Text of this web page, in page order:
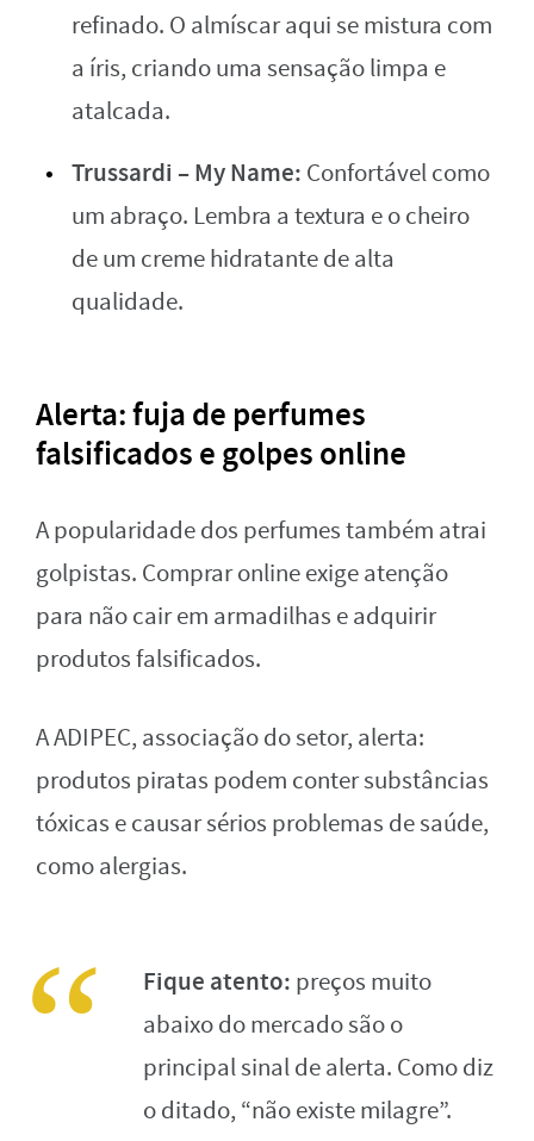
refinado. O almíscar aqui se mistura com
a íris, criando uma sensação limpa e
atalcada.
Trussardi – My Name: Confortável como
um abraço. Lembra a textura e o cheiro
de um creme hidratante de alta
qualidade.
Alerta: fuja de perfumes
falsificados e golpes online
A popularidade dos perfumes também atrai
golpistas. Comprar online exige atenção
para não cair em armadilhas e adquirir
produtos falsificados.
A ADIPEC, associação do setor, alerta:
produtos piratas podem conter substâncias
tóxicas e causar sérios problemas de saúde,
como alergias.
Fique atento: preços muito
abaixo do mercado são o
principal sinal de alerta. Como diz
o ditado, “não existe milagre”.